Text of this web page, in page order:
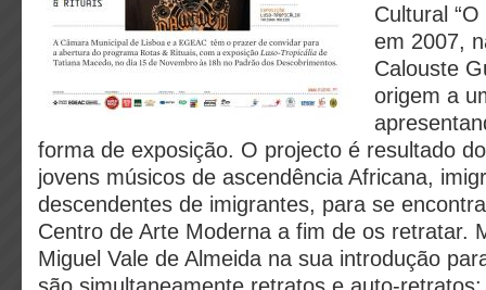
Cultural
em 2007,
Calouste
origem a
forma de exposição. O projecto é resultado
jovens músicos de ascendência Africana,
descendentes de imigrantes, para se
Centro de Arte Moderna a fim de os retratar.
Miguel Vale de Almeida na sua introdução